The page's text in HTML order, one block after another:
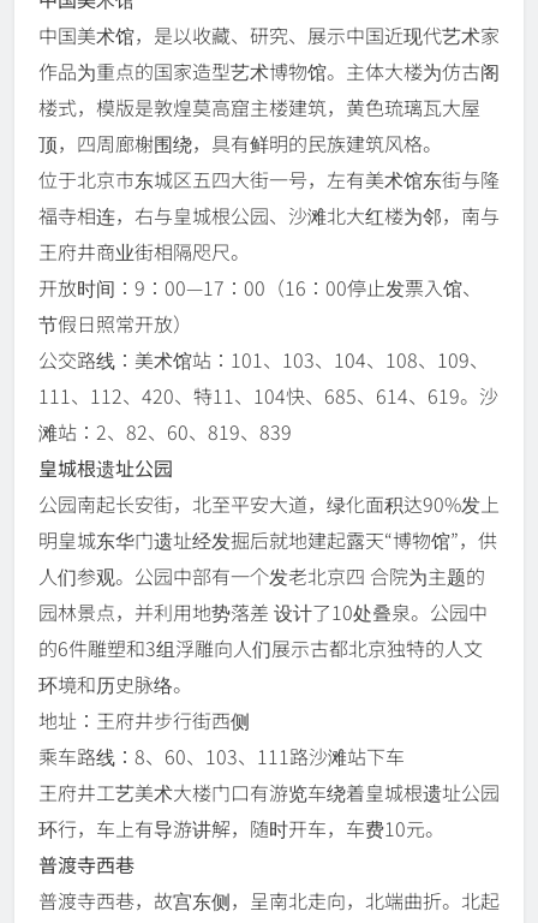
中国美术馆，是以收藏、研究、展示中国近现代艺术家
作品为重点的国家造型艺术博物馆。主体大楼为仿古阁
楼式，模版是敦煌莫高窟主楼建筑，黄色琉璃瓦大屋
顶，四周廊榭围绕，具有鲜明的民族建筑风格。
位于北京市东城区五四大街一号，左有美术馆东街与隆
福寺相连，右与皇城根公园、沙滩北大红楼为邻，南与
王府井商业街相隔咫尺。
开放时间：9：00—17：00（16：00停止发票入馆、
节假日照常开放）
公交路线：美术馆站：101、103、104、108、109、
111、112、420、特11、104快、685、614、619。沙
滩站：2、82、60、819、839
皇城根遗址公园
公园南起长安街，北至平安大道，绿化面积达90%发上
明皇城东华门遗址经发掘后就地建起露天“博物馆”，供
人们参观。公园中部有一个发老北京四 合院为主题的
园林景点，并利用地势落差 设计了10处叠泉。公园中
的6件雕塑和3组浮雕向人们展示古都北京独特的人文
环境和历史脉络。
地址：王府井步行街西侧
乘车路线：8、60、103、111路沙滩站下车
王府井工艺美术大楼门口有游览车绕着皇城根遗址公园
环行，车上有导游讲解，随时开车，车费10元。
普渡寺西巷
普渡寺西巷，故宫东侧，呈南北走向，北端曲折。北起